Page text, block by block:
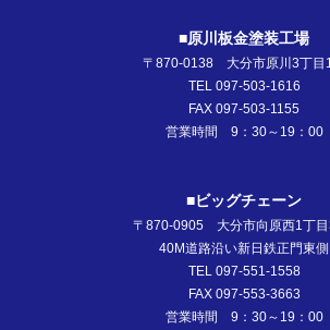
■原川板金塗装工場
〒870-0138 大分市原川3丁目
TEL 097-503-1616
FAX 097-503-1155
営業時間 9：30～19：00
■ビッグチェーン
〒870-0905 大分市向原西1丁
40M道路沿い新日鉄正門東側
TEL 097-551-1558
FAX 097-553-3663
営業時間 9：30～19：00